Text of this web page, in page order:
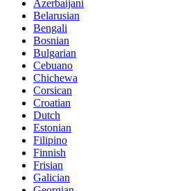
Azerbaijani
Belarusian
Bengali
Bosnian
Bulgarian
Cebuano
Chichewa
Corsican
Croatian
Dutch
Estonian
Filipino
Finnish
Frisian
Galician